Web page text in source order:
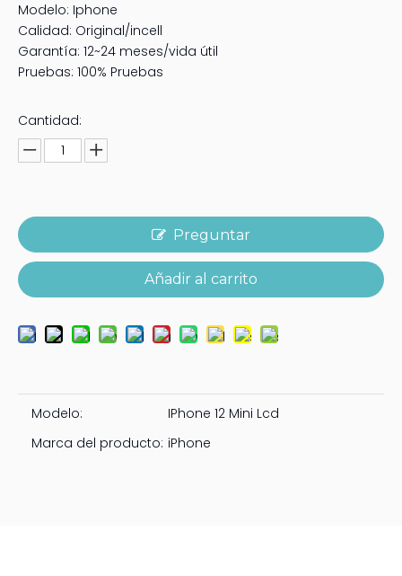
Modelo: Iphone
Calidad: Original/incell
Garantía: 12~24 meses/vida útil
Pruebas: 100% Pruebas
Cantidad:
Preguntar
Añadir al carrito
Modelo:
IPhone 12 Mini Lcd
Marca del producto: iPhone